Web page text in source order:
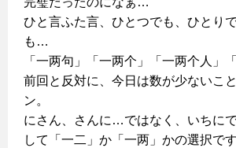
ひと言ふた言、ひとつでも、ひとり
も…
「一两句」「一两个」「一两个人」
前回と反対に、今日は数が少ないこ
ン。
にさん、さんに…ではなく、いちにで
して「一二」か「一两」かの選択です